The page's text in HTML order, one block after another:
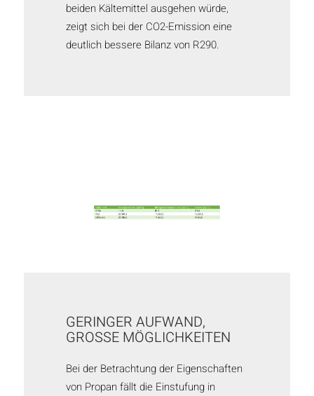
beiden Kältemittel ausgehen würde,
zeigt sich bei der CO2-Emission eine
deutlich bessere Bilanz von R290.
GERINGER AUFWAND,
GROSSE MÖGLICHKEITEN
Bei der Betrachtung der Eigenschaften
von Propan fällt die Einstufung in